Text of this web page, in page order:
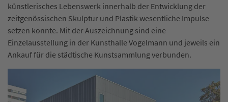
künstlerisches Lebenswerk innerhalb der Entwicklung der
zeitgenössischen Skulptur und Plastik wesentliche Impulse
setzen konnte. Mit der Auszeichnung sind eine
Einzelausstellung in der Kunsthalle Vogelmann und jeweils ein
Ankauf für die städtische Kunstsammlung verbunden.